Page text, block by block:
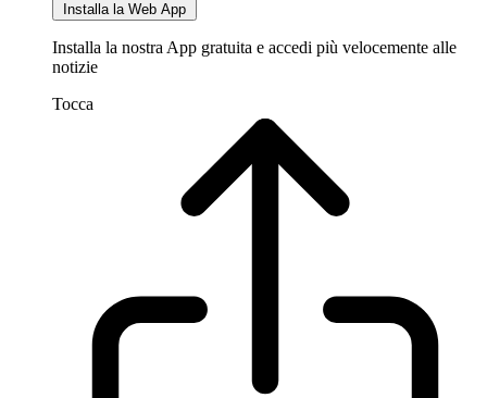
Installa la Web App
Installa la nostra App gratuita e accedi più velocemente alle
notizie
Tocca